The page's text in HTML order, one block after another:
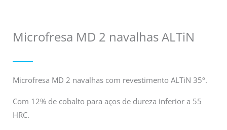
Microfresa MD 2 navalhas ALTiN
Microfresa MD 2 navalhas com revestimento ALTiN 35º.
Com 12% de cobalto para aços de dureza inferior a 55
HRC.